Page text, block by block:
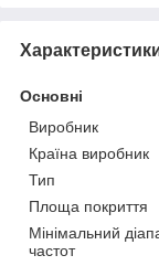
Основні
Виробник
Країна виробник
Тип
Площа покриття
Мінімальний
частот